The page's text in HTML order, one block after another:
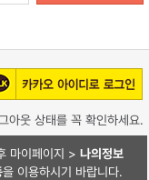
아웃 상태를 꼭 확인하세요.
마이페이지 > 나의정보
을 이용하시기 바랍니다.